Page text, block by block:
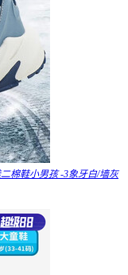
棉鞋小男孩 -3象牙白/墙灰